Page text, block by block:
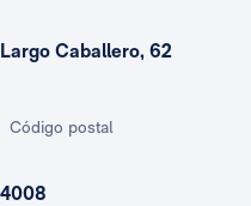
Largo Caballero, 62
Código postal
4008